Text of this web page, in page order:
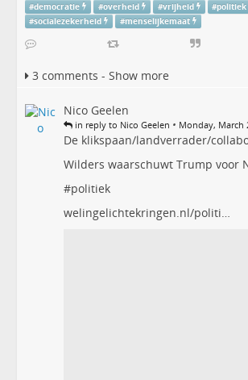
#democratie #overheid #vrijheid #politiek
#socialezekerheid #menselijkemaat
3 comments - Show more
Nico Geelen
in reply to Nico Geelen • Monday, March
De klikspaan/landverrader/
Wilders waarschuwt Trump voor
#politiek
welingelichtekringen.nl/politi…